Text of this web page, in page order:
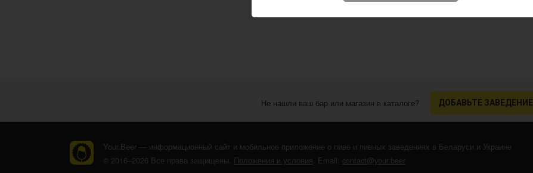
Не нашли ваш бар или магазин в каталоге? ДОБАВЬТЕ ЗАВЕДЕНИЕ
Your.Beer — информационный сайт и мобильное приложение о пиве и пивных заведениях в Беларуси и Украине
© 2016–2026 Все права защищены. Положения и условия. Email: contact@your.beer